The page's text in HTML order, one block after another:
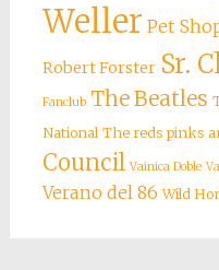
Weller Pet
Robert Forster Sr.
Fanclub The Beatles
National The reds pinks
Council Vainica Doble
Verano del 86 Wild